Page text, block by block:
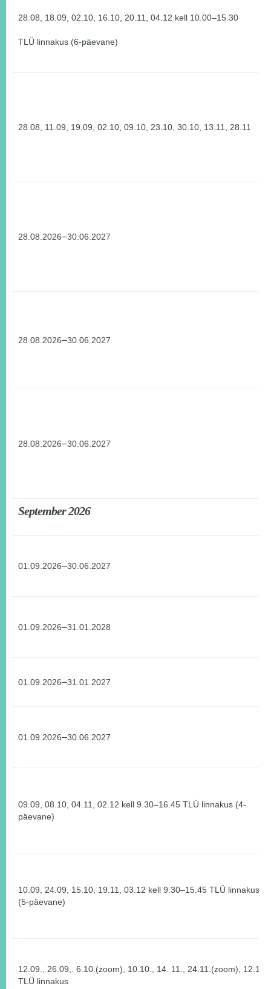
28.08, 18.09, 02.10, 16.10, 20.11, 04.12 kell 10.00–15.30
TLÜ linnakus (6-päevane)
28.08, 11.09, 19.09, 02.10, 09.10, 23.10, 30.10, 13.11, 28.11
28.08.2026–30.06.2027
28.08.2026–30.06.2027
28.08.2026–30.06.2027
September 2026
01.09.2026–30.06.2027
01.09.2026–31.01.2028
01.09.2026–31.01.2027
01.09.2026–30.06.2027
09.09, 08.10, 04.11, 02.12 kell 9.30–16.45 TLÜ linnakus (4-
päevane)
10.09, 24.09, 15.10, 19.11, 03.12 kell 9.30–15.45 TLÜ linnakus
(5-päevane)
12.09., 26.09,. 6.10.(zoom), 10.10., 14. 11., 24.11.(zoom), 12.12
TLÜ linnakus